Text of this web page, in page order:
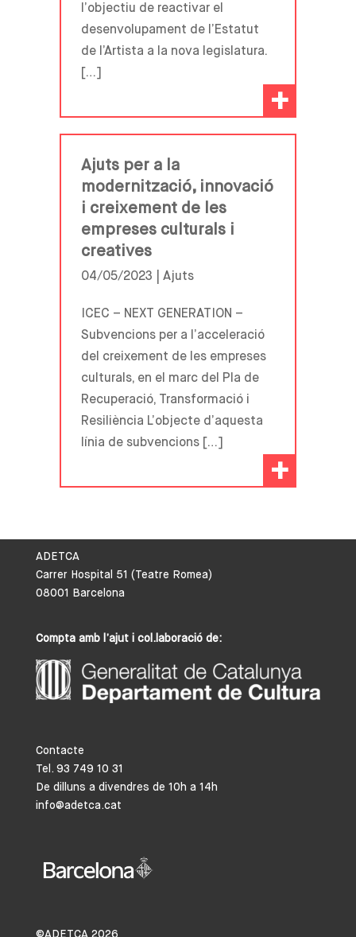
l’objectiu de reactivar el
desenvolupament de l’Estatut
de l’Artista a la nova legislatura.
[…]
+
Ajuts per a la
modernització, innovació
i creixement de les
empreses culturals i
creatives
04/05/2023 | Ajuts
ICEC – NEXT GENERATION –
Subvencions per a l’acceleració
del creixement de les empreses
culturals, en el marc del Pla de
Recuperació, Transformació i
Resiliència L’objecte d’aquesta
línia de subvencions […]
+
ADETCA
Carrer Hospital 51 (Teatre Romea)
08001 Barcelona
Compta amb l’ajut i col.laboració de:
Contacte
Tel. 93 749 10 31
De dilluns a divendres de 10h a 14h
info@adetca.cat
©ADETCA 2026